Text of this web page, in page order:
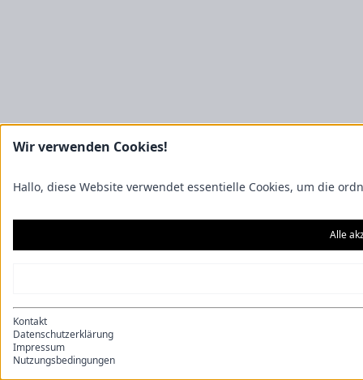
Wir verwenden Cookies!
Hallo, diese Website verwendet essentielle Cookies, um die
Alle
Kontakt
Datenschutzerklärung
Impressum
Nutzungsbedingungen